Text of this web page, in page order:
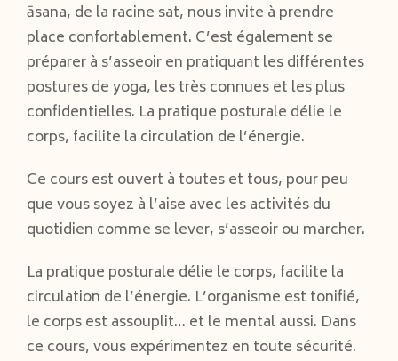
āsana, de la racine sat, nous invite à prendre
place confortablement. C’est également se
préparer à s’asseoir en pratiquant les différentes
postures de yoga, les très connues et les plus
confidentielles. La pratique posturale délie le
corps, facilite la circulation de l’énergie.
Ce cours est ouvert à toutes et tous, pour peu
que vous soyez à l’aise avec les activités du
quotidien comme se lever, s’asseoir ou marcher.
La pratique posturale délie le corps, facilite la
circulation de l’énergie. L’organisme est tonifié,
le corps est assouplit… et le mental aussi. Dans
ce cours, vous expérimentez en toute sécurité.